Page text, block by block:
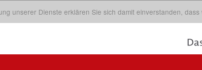
unserer Dienste erklären Sie sich damit einverstanden, dass